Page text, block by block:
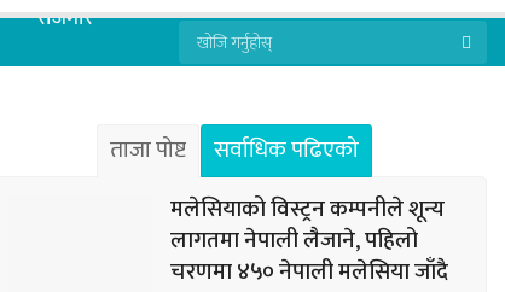
रोजगार
ताजा पोष्ट
सर्वाधिक पढिएको
मलेसियाको विस्ट्रन कम्पनीले शून्य
लागतमा नेपाली लैजाने, पहिलो
चरणमा ४५० नेपाली मलेसिया जाँदै